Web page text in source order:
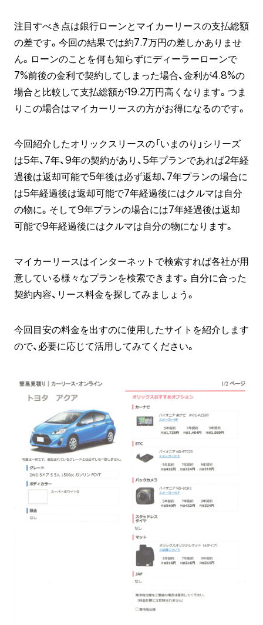
注目すべき点は銀行ローンとマイカーリースの支払総額
の差です。今回の結果では約7.7万円の差しかありませ
ん。ローンのことを何も知らずにディーラーローンで
7%前後の金利で契約してしまった場合、金利が4.8%の
場合と比較して支払総額が19.2万円高くなります。つま
りこの場合はマイカーリースの方がお得になるのです。
今回紹介したオリックスリースの「いまのり」シリーズ
は5年、7年、9年の契約があり、5年プランであれば2年経
過後は返却可能で5年後は必ず返却、7年プランの場合に
は5年経過後は返却可能で7年経過後にはクルマは自分
の物に。そして9年プランの場合には7年経過後は返却
可能で9年経過後にはクルマは自分の物になります。
マイカーリースはインターネットで検索すれば各社が用
意している様々なプランを検索できます。自分に合った
契約内容、リース料金を探してみましょう。
今回目安の料金を出すのに使用したサイトを紹介します
ので、必要に応じて活用してみてください。